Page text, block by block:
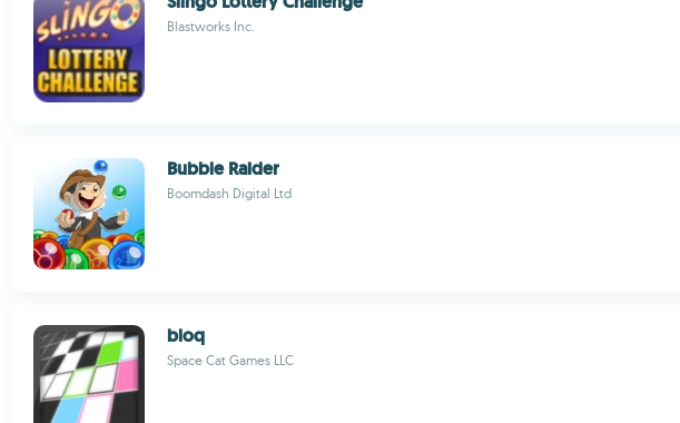
Blastworks Inc.
Bubble Raider
Boomdash Digital Ltd
bloq
Space Cat Games LLC